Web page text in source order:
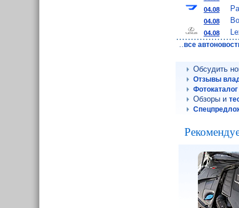
04.08
04.08
04.08
..все
Обсудить
Отзывы
Обзоры и